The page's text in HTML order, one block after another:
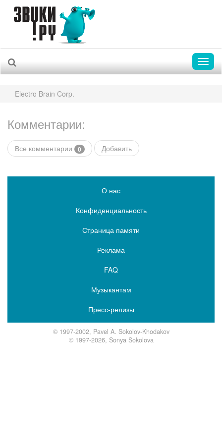
Electro Brain Corp.
Комментарии:
Все комментарии 0 Добавить
О нас
Конфиденциальность
Страница памяти
Реклама
FAQ
Музыкантам
Пресс-релизы
© 1997-2002, Pavel A. Sokolov-Khodakov
© 1997-2026, Sonya Sokolova